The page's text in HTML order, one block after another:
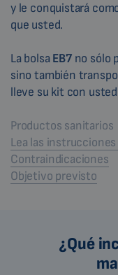
y le conquistará
que usted.
La bolsaEB7no sólo
sino también
lleve su kit con
Productos sanitarios
Lea las
Contraindicaciones
Objetivo previsto
¿Qué